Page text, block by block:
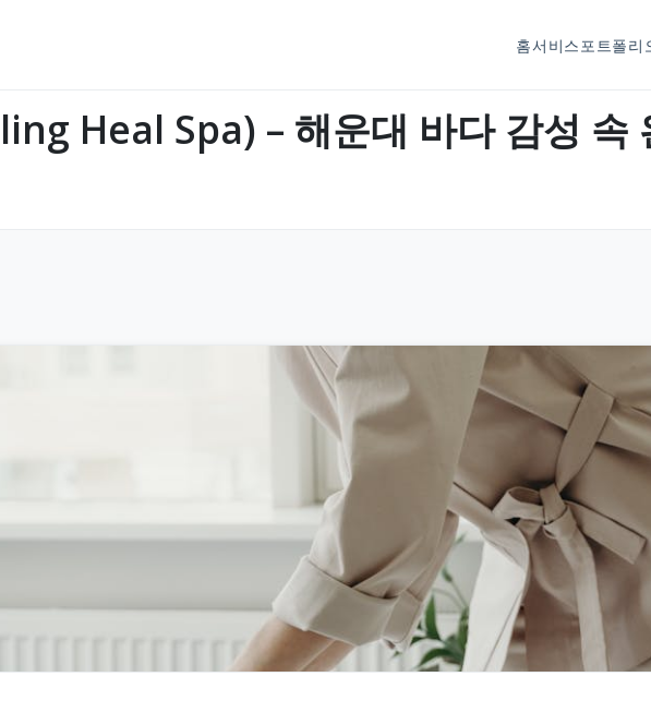
홈서비스 포트폴리
Heal Spa) – 해운대 바다 감성 속